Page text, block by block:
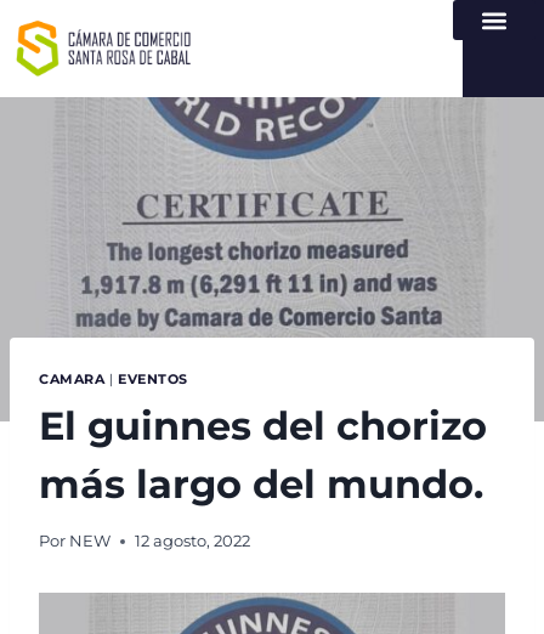
CAMARA| EVENTOS
El guinnes del chorizo
más largo del mundo.
Por NEW 12 agosto, 2022